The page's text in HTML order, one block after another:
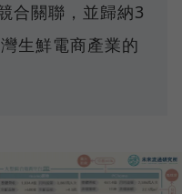
合關聯，並歸納3
生鮮電商產業的